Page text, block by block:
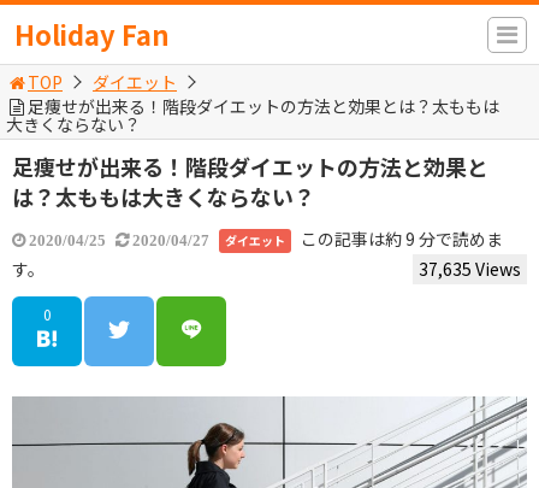
Holiday Fan
TOP
ダイエット
足痩せが出来る！階段ダイエットの方法と効果とは？太ももは
大きくならない？
足痩せが出来る！階段ダイエットの方法と効果と
は？太ももは大きくならない？
2020/04/25 2020/04/27 ダイエット
この記事は約 9 分で読めま
す。
37,635 Views
0